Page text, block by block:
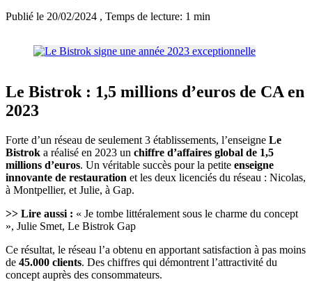
Publié le 20/02/2024 , Temps de lecture: 1 min
Le Bistrok : 1,5 millions d’euros de CA en
2023
Forte d’un réseau de seulement 3 établissements, l’enseigne Le
Bistrok a réalisé en 2023 un chiffre d’affaires global de 1,5
millions d’euros. Un véritable succès pour la petite enseigne
innovante de restauration et les deux licenciés du réseau : Nicolas,
à Montpellier, et Julie, à Gap.
>> Lire aussi : « Je tombe littéralement sous le charme du concept
», Julie Smet, Le Bistrok Gap
Ce résultat, le réseau l’a obtenu en apportant satisfaction à pas moins
de 45.000 clients. Des chiffres qui démontrent l’attractivité du
concept auprès des consommateurs.